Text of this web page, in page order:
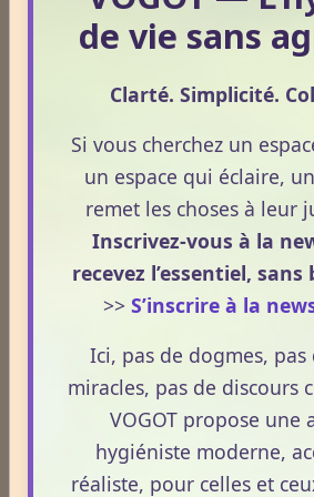
Alimentation et
un soutien essentiel.
L’alimentation influence
nerveux. Elle fournit l’énergie, les
les composés nécessaires au
système nerveux autonome. Une
du sommeil et la capacité du
de calme après une stimulation.
Certains aliments favorisent
parasympathique. Les légumes
fruits peu sucrés, les
complètes stabilisent la glycémie
variations brusques d’énergie.
de vie sans
Clarté. Simplicité.
Si vous cherchez un
un espace qui éclaire,
remet les choses à leur
Inscrivez-vous à la
recevez l’essentiel,
>> S’inscrire à la
Ici, pas de dogmes, pas
miracles, pas de discours
VOGOT propose une
hygiéniste moderne,
réaliste, pour celles et